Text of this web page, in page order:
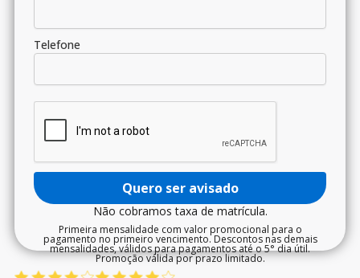
Telefone
Quero ser avisado
Não cobramos taxa de matrícula.
Primeira mensalidade com valor promocional para o
pagamento no primeiro vencimento. Descontos nas demais
mensalidades, válidos para pagamentos até o 5° dia útil.
Promoção válida por prazo limitado.